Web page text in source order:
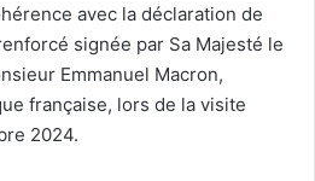
avec la déclaration de
signée par Sa Majesté le
Emmanuel Macron,
française, lors de la visite
2024.